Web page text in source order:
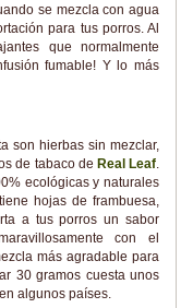
se mezcla con agua
para tus porros. Al
que normalmente
fumable! Y lo más
son hierbas sin mezclar,
de tabaco de Real Leaf
ecológicas y naturales
hojas de frambuesa,
a tus porros un sabor
con el
más agradable para
30 gramos cuesta unos
algunos países.